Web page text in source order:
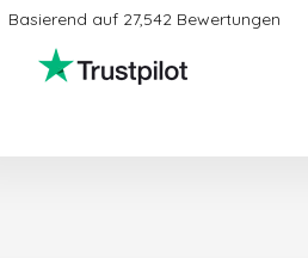
Basierend auf 27,542 Bewertungen